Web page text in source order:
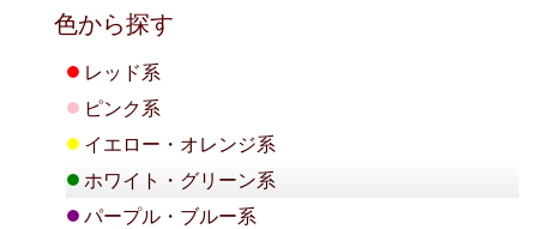
色から探す
● レッド系
● ピンク系
● イエロー・オレンジ系
● ホワイト・グリーン系
● パープル・ブルー系